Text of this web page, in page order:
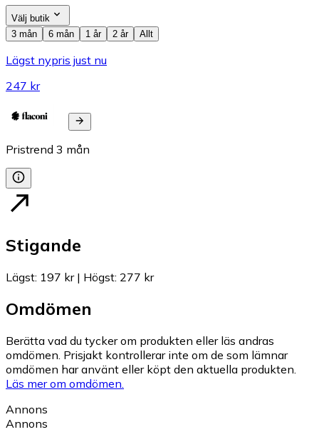
Välj butik
3 mån
6 mån 1 år 2 år Allt
Lägst nypris just nu
247 kr
Pristrend 3 mån
Stigande
Lägst: 197 kr| Högst: 277 kr
Omdömen
Berätta vad du tycker om produkten eller läs andras
omdömen. Prisjakt kontrollerar inte om de som lämnar
omdömen har använt eller köpt den aktuella produkten.
Läs mer om omdömen.
Annons
Annons